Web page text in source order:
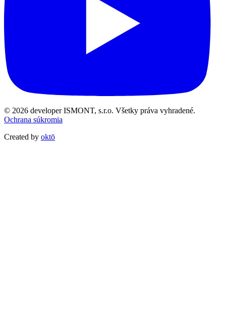
© 2026 developer ISMONT, s.r.o. Všetky práva vyhradené.
Ochrana súkromia
Created by oktō